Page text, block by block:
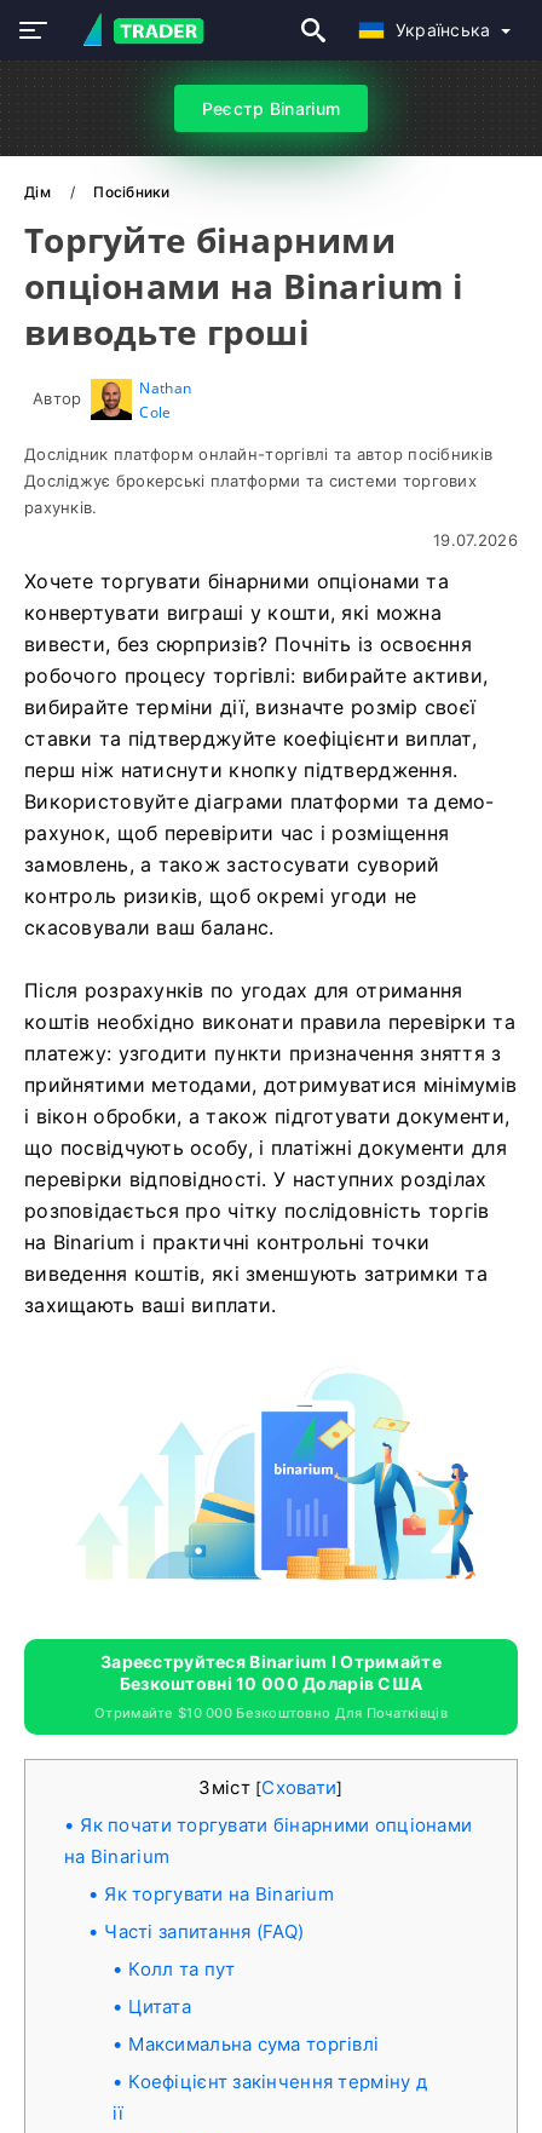
Українська
Реєстр Binarium
Дім Посібники
Торгуйте бінарними
опціонами на Binarium і
виводьте гроші
Автор
Nathan
Cole
Дослідник платформ онлайн-торгівлі та автор посібників
Досліджує брокерські платформи та системи торгових
рахунків.
19.07.2026
Хочете торгувати бінарними опціонами та
конвертувати виграші у кошти, які можна
вивести, без сюрпризів? Почніть із освоєння
робочого процесу торгівлі: вибирайте активи,
вибирайте терміни дії, визначте розмір своєї
ставки та підтверджуйте коефіцієнти виплат,
перш ніж натиснути кнопку підтвердження.
Використовуйте діаграми платформи та демо-
рахунок, щоб перевірити час і розміщення
замовлень, а також застосувати суворий
контроль ризиків, щоб окремі угоди не
скасовували ваш баланс.
Після розрахунків по угодах для отримання
коштів необхідно виконати правила перевірки та
платежу: узгодити пункти призначення зняття з
прийнятими методами, дотримуватися мінімумів
і вікон обробки, а також підготувати документи,
що посвідчують особу, і платіжні документи для
перевірки відповідності. У наступних розділах
розповідається про чітку послідовність торгів
на Binarium і практичні контрольні точки
виведення коштів, які зменшують затримки та
захищають ваші виплати.
Зареєструйтеся Binarium І Отримайте
Безкоштовні 10 000 Доларів США
Отримайте $10 000 Безкоштовно Для Початківців
Зміст [Сховати]
Як почати торгувати бінарними опціонами
на Binarium
Як торгувати на Binarium
Часті запитання (FAQ)
Колл та пут
Цитата
Максимальна сума торгівлі
Коефіцієнт закінчення терміну д
ії